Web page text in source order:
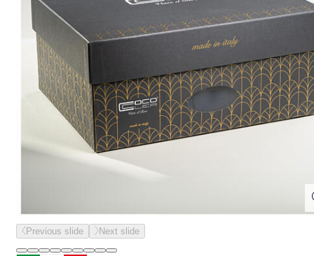
Previous slide Next slide